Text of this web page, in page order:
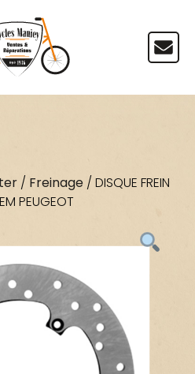
/ Freinage / DISQUE FREIN
PEUGEOT